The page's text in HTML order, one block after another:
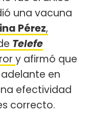
una vacuna
Pérez,
Telefe
y afirmó que
en
efectividad
correcto.